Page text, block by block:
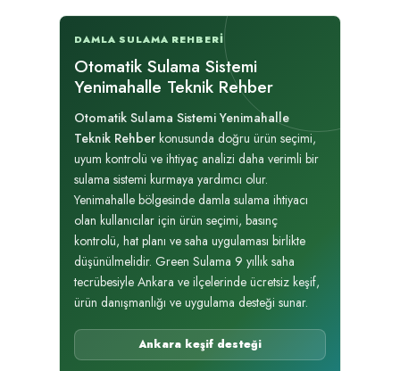
DAMLA SULAMA REHBERI
Otomatik Sulama Sistemi
Yenimahalle Teknik Rehber
Otomatik Sulama Sistemi Yenimahalle
Teknik Rehber konusunda doğru ürün seçimi,
uyum kontrolü ve ihtiyaç analizi daha verimli bir
sulama sistemi kurmaya yardımcı olur.
Yenimahalle bölgesinde damla sulama ihtiyacı
olan kullanıcılar için ürün seçimi, basınç
kontrolü, hat planı ve saha uygulaması birlikte
düşünülmelidir. Green Sulama 9 yıllık saha
tecrübesiyle Ankara ve ilçelerinde ücretsiz keşif,
ürün danışmanlığı ve uygulama desteği sunar.
Ankara keşif desteği